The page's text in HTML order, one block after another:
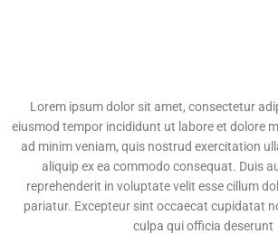
Lorem ipsum dolor sit amet, consectetur
eiusmod tempor incididunt ut labore et dolore
ad minim veniam, quis nostrud exercitation
aliquip ex ea commodo consequat. Duis
reprehenderit in voluptate velit esse cillum
pariatur. Excepteur sint occaecat cupidatat
culpa qui officia deserunt